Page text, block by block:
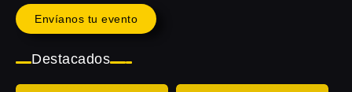
Envíanos tu evento
Destacados